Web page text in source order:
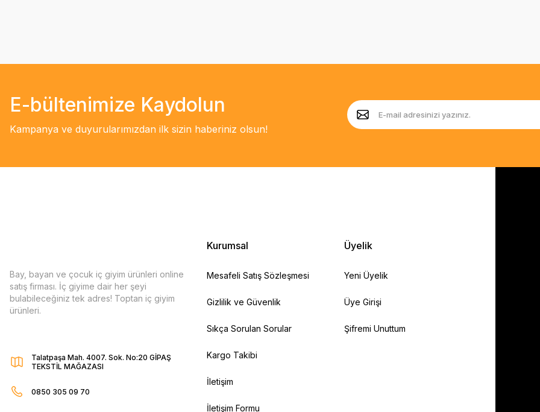
E-bültenimize Kaydolun
Kampanya ve duyurularımızdan ilk sizin haberiniz olsun!
Bay, bayan ve çocuk iç giyim ürünleri online
satış firması. İç giyime dair her şeyi
bulabileceğiniz tek adres! Toptan iç giyim
ürünleri.
Talatpaşa Mah. 4007. Sok. No:20 GİPAŞ
TEKSTİL MAĞAZASI
0850 305 09 70
Kurumsal
Mesafeli Satış Sözleşmesi
Gizlilik ve Güvenlik
Sıkça Sorulan Sorular
Kargo Takibi
İletişim
İletişim Formu
Üyelik
Yeni Üyelik
Üye Girişi
Şifremi Unuttum